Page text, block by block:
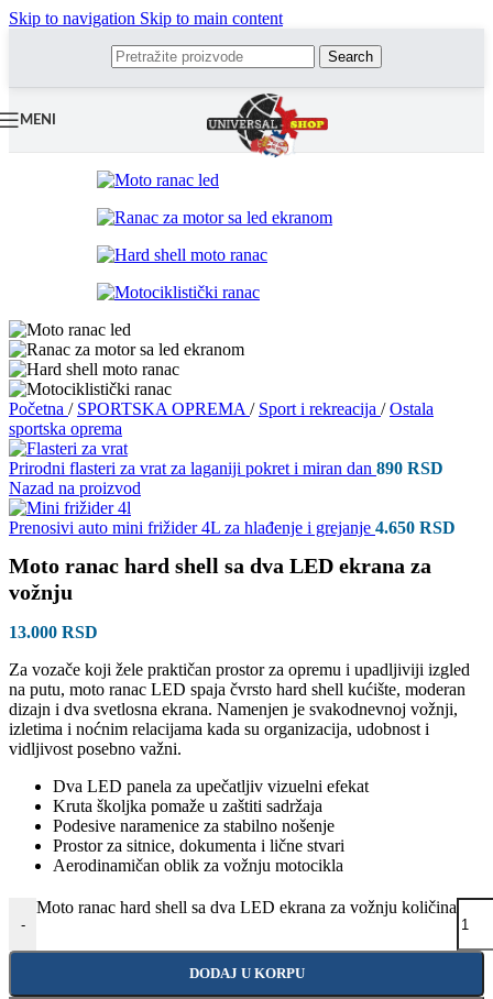
Skip to navigation Skip to main content
Search
MENI
Početna / SPORTSKA OPREMA / Sport i rekreacija / Ostala
sportska oprema
Prirodni flasteri za vrat za laganiji pokret i miran dan 890 RSD
Nazad na proizvod
Prenosivi auto mini frižider 4L za hlađenje i grejanje 4.650 RSD
Moto ranac hard shell sa dva LED ekrana za
vožnju
13.000 RSD
Za vozače koji žele praktičan prostor za opremu i upadljiviji izgled
na putu, moto ranac LED spaja čvrsto hard shell kućište, moderan
dizajn i dva svetlosna ekrana. Namenjen je svakodnevnoj vožnji,
izletima i noćnim relacijama kada su organizacija, udobnost i
vidljivost posebno važni.
Dva LED panela za upečatljiv vizuelni efekat
Kruta školjka pomaže u zaštiti sadržaja
Podesive naramenice za stabilno nošenje
Prostor za sitnice, dokumenta i lične stvari
Aerodinamičan oblik za vožnju motocikla
-
Moto ranac hard shell sa dva LED ekrana za vožnju količina
DODAJ U KORPU